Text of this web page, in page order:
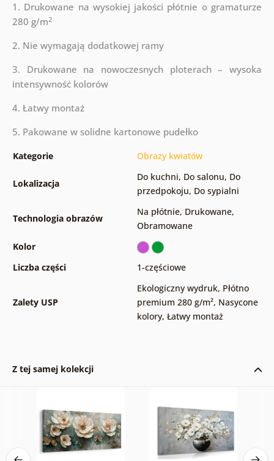
1. Drukowane na wysokiej jakości płótnie o gramaturze
280 g/m2
2. Nie wymagają dodatkowej ramy
3. Drukowane na nowoczesnych ploterach – wysoka
intensywność kolorów
4. Łatwy montaż
5. Pakowane w solidne kartonowe pudełko
Kategorie Obrazy kwiatów
Lokalizacja
Do kuchni, Do salonu, Do
przedpokoju, Do sypialni
Technologia obrazów
Na płótnie, Drukowane,
Obramowane
Kolor
Liczba części
1-częściowe
Zalety USP
Ekologiczny wydruk, Płótno
premium 280 g/m², Nasycone
kolory, Łatwy montaż
Z tej samej kolekcji